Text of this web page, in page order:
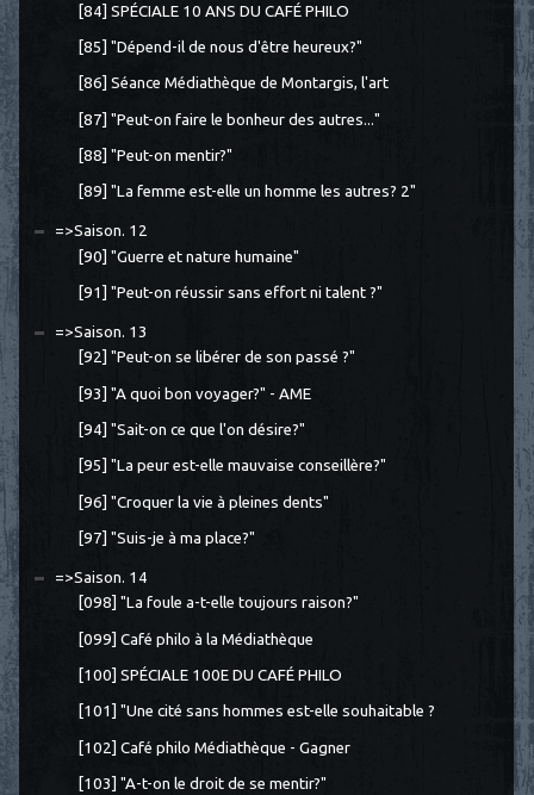
[84] SPÉCIALE 10 ANS DU CAFÉ PHILO
[85] "Dépend-il de nous d'être heureux?"
[86] Séance Médiathèque de Montargis, l'art
[87] "Peut-on faire le bonheur des autres..."
[88] "Peut-on mentir?"
[89] "La femme est-elle un homme les autres? 2"
=>Saison. 12
[90] "Guerre et nature humaine"
[91] "Peut-on réussir sans effort ni talent ?"
=>Saison. 13
[92] "Peut-on se libérer de son passé ?"
[93] "A quoi bon voyager?" - AME
[94] "Sait-on ce que l'on désire?"
[95] "La peur est-elle mauvaise conseillère?"
[96] "Croquer la vie à pleines dents"
[97] "Suis-je à ma place?"
=>Saison. 14
[098] "La foule a-t-elle toujours raison?"
[099] Café philo à la Médiathèque
[100] SPÉCIALE 100E DU CAFÉ PHILO
[101] "Une cité sans hommes est-elle souhaitable ?
[102] Café philo Médiathèque - Gagner
[103] "A-t-on le droit de se mentir?"